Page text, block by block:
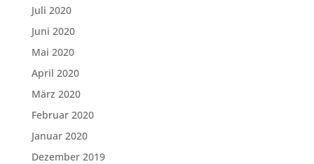
Juli 2020
Juni 2020
Mai 2020
April 2020
März 2020
Februar 2020
Januar 2020
Dezember 2019